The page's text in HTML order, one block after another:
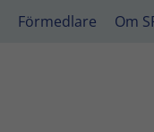
Förmedlare Om